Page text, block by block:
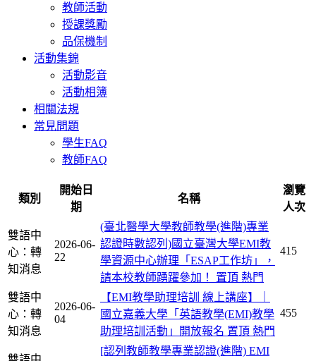
教師活動
授課獎勵
品保機制
活動集錦
活動影音
活動相簿
相關法規
常見問題
學生FAQ
教師FAQ
類別
開始日
期
名稱
瀏覽
人次
雙語中
心：轉
知消息
2026-06-
22
(臺北醫學大學教師教學(進階)專業
認證時數認列)國立臺灣大學EMI教
學資源中心辦理「ESAP工作坊」，
請本校教師踴躍參加！ 置頂 熱門
415
雙語中
心：轉
知消息
2026-06-
04
【EMI教學助理培訓 線上講座】｜
國立嘉義大學「英語教學(EMI)教學
助理培訓活動」開放報名 置頂 熱門
455
[認列教師教學專業認證(進階) EMI